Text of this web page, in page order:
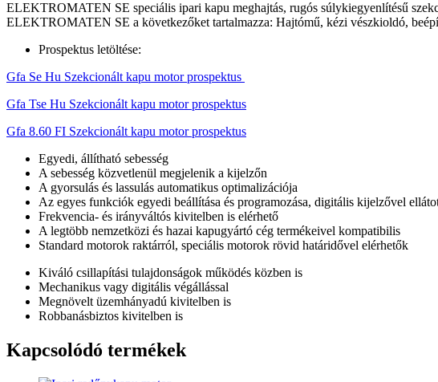
ELEKTROMATEN SE speciális ipari kapu meghajtás, rugós súlykiegyenlítésű
ELEKTROMATEN SE a következőket tartalmazza: Hajtómű, kézi vészkioldó,
Prospektus letöltése:
Gfa Se Hu Szekcionált kapu motor prospektus
Gfa Tse Hu Szekcionált kapu motor prospektus
Gfa 8.60 FI Szekcionált kapu motor prospektus
Egyedi, állítható sebesség
A sebesség közvetlenül megjelenik a kijelzőn
A gyorsulás és lassulás automatikus optimalizációja
Az egyes funkciók egyedi beállítása és programozása, digitális kijelzővel
Frekvencia- és irányváltós kivitelben is elérhető
A legtöbb nemzetközi és hazai kapugyártó cég termékeivel kompatibilis
Standard motorok raktárról, speciális motorok rövid határidővel elérhetők
Kiváló csillapítási tulajdonságok működés közben is
Mechanikus vagy digitális végállással
Megnövelt üzemhányadú kivitelben is
Robbanásbiztos kivitelben is
Kapcsolódó termékek